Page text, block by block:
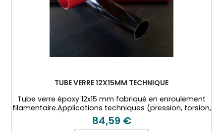
TUBE VERRE 12X15MM TECHNIQUE
Tube verre époxy 12x15 mm fabriqué en enroulement
filamentaire.Applications techniques (pression, torsion,
hautes températures...)
84,59 €